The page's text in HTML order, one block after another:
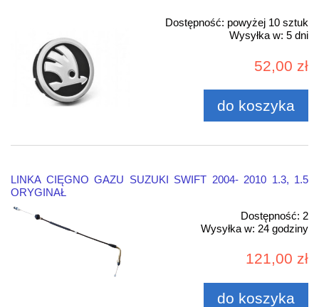
Dostępność: powyżej 10 sztuk
Wysyłka w: 5 dni
52,00 zł
do koszyka
LINKA CIĘGNO GAZU SUZUKI SWIFT 2004- 2010 1.3, 1.5
ORYGINAŁ
Dostępność: 2
Wysyłka w: 24 godziny
121,00 zł
do koszyka